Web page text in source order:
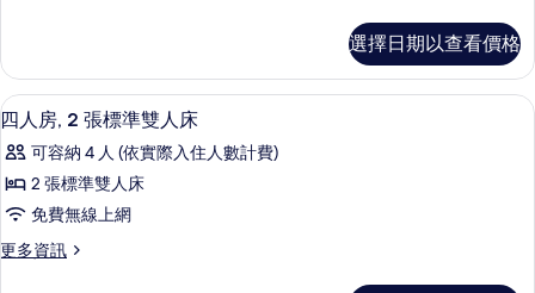
標
準
雙
人
床
的
所
房,
張
準
雙
床
的
詳
選擇日期以查看價格
顯
示
四
人
2
四人房, 2 張標準雙人床 | 1 間臥室、
14
四人房, 2 張標準雙人床
可容納 4 人 (依實際入住人數計費)
2 張標準雙人床
免費無線上網
更多資訊
更